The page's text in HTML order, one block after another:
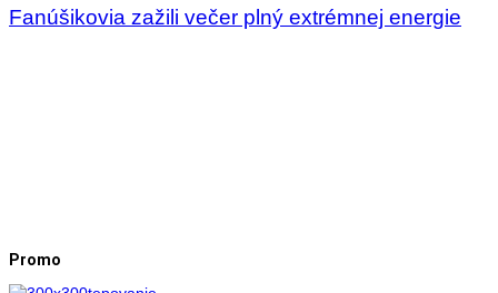
Fanúšikovia zažili večer plný extrémnej energie
Promo